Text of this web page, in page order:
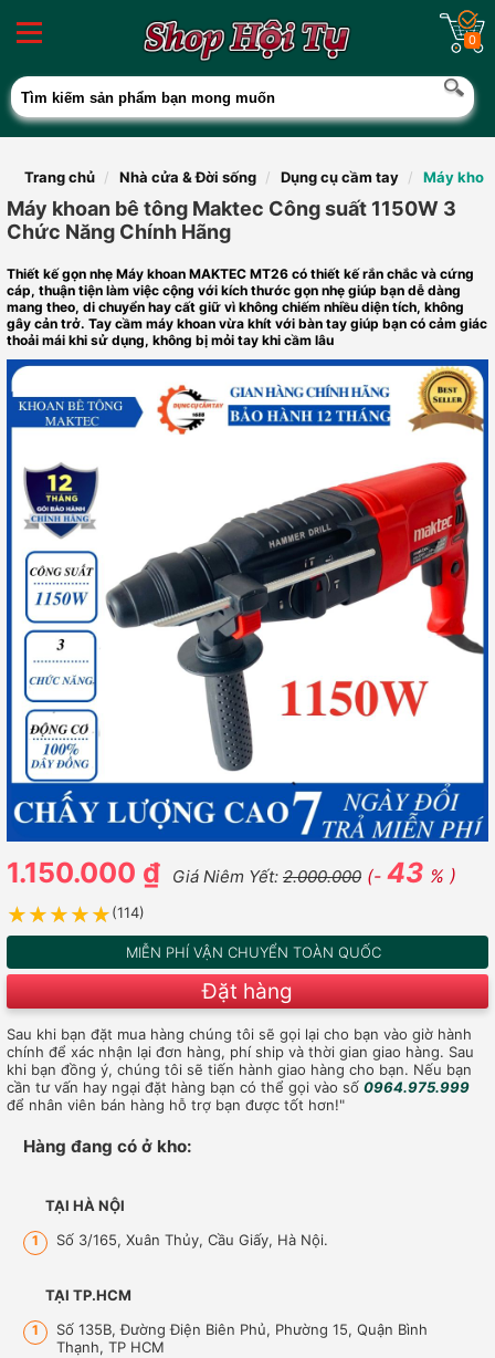
0
Trang chủ Nhà cửa & Đời sống Dụng cụ cầm tay Máy
Máy khoan bê tông Maktec Công suất 1150W 3
Chức Năng Chính Hãng
Thiết kế gọn nhẹ Máy khoan MAKTEC MT26 có thiết kế rắn chắc và cứng
cáp, thuận tiện làm việc cộng với kích thước gọn nhẹ giúp bạn dễ dàng
mang theo, di chuyển hay cất giữ vì không chiếm nhiều diện tích, không
gây cản trở. Tay cầm máy khoan vừa khít với bàn tay giúp bạn có cảm giác
thoải mái khi sử dụng, không bị mỏi tay khi cầm lâu
1.150.000 ₫ Giá Niêm Yết: 2.000.000 (- 43 % )
★★★★★
★★★★★(114)
MIỄN PHÍ VẬN CHUYỂN TOÀN QUỐC
Đặt hàng
Sau khi bạn đặt mua hàng chúng tôi sẽ gọi lại cho bạn vào giờ hành
chính để xác nhận lại đơn hàng, phí ship và thời gian giao hàng. Sau
khi bạn đồng ý, chúng tôi sẽ tiến hành giao hàng cho bạn. Nếu bạn
cần tư vấn hay ngại đặt hàng bạn có thể gọi vào số 0964.975.999
để nhân viên bán hàng hỗ trợ bạn được tốt hơn!"
Hàng đang có ở kho:
TẠI HÀ NỘI
1 Số 3/165, Xuân Thủy, Cầu Giấy, Hà Nội.
TẠI TP.HCM
1
Số 135B, Đường Điện Biên Phủ, Phường 15, Quận Bình
Thạnh, TP HCM